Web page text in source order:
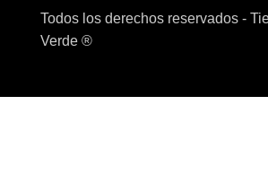
Todos los derechos reservados -
Verde ®